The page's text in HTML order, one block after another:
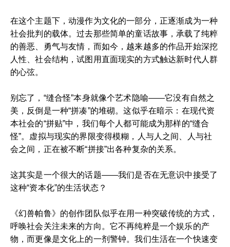
在这个主题下，动漫作为文化的一部分，正逐渐成为一种
社会批判的载体。过去那些简单的童话故事，承载了纯粹
的善恶、勇气与友情，而如今，越来越多的作品开始深挖
人性、社会结构，试图用直面现实的方式触达新时代人群
的心弦。
别忘了，“缝合怪”本身就像个艺术隐喻——它没有自然之
美，反倒是一种“拼凑”的堆砌。这似乎在暗示：在现代资
本社会的“拼贴”中，我们每个人都可能成为那样的“缝合
怪”。虚拟与现实的界限变得模糊，人与人之间、人与社
会之间，正在被不断“拼接”出各种复杂的关系。
这其实是一个很大的话题——我们是否在无意识中接受了
这种“资本化”的生活状态？
《幻兽帕鲁》的创作团队似乎在用一种突破传统的方式，
呼唤社会关注未来的方向。它不再纯粹是一个娱乐的产
物，而更像是文化上的一剂警钟。我们生活在一个快速变